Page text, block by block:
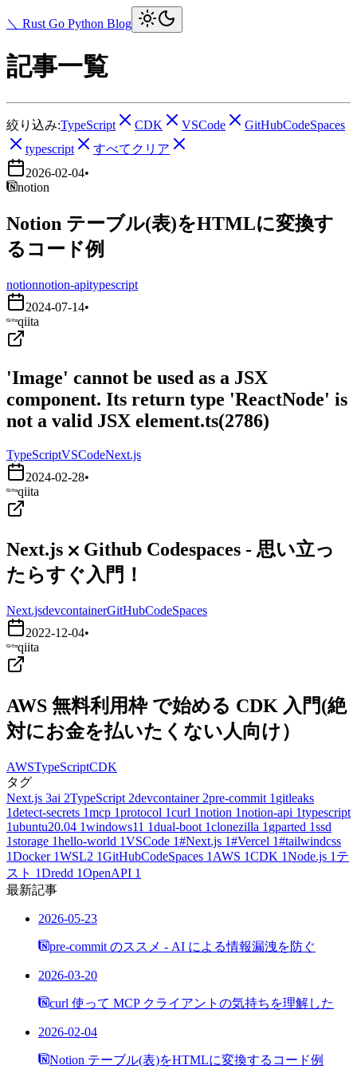
＼ Rust Go Python Blog
記事一覧
絞り込み:TypeScript CDK VSCode
GitHubCodeSpaces
typescript
すべてクリア
2026-02-04•
notion
Notion テーブル(表)をHTMLに変換す
るコード例
notionnotion-apitypescript
2024-07-14•
qiita
'Image' cannot be used as a JSX
component. Its return type 'ReactNode' is
not a valid JSX element.ts(2786)
TypeScriptVSCodeNext.js
2024-02-28•
qiita
Next.js ⨉ Github Codespaces - 思い立っ
たらすぐ入門！
Next.jsdevcontainerGitHubCodeSpaces
2022-12-04•
qiita
AWS 無料利用枠 で始める CDK 入門(絶
対にお金を払いたくない人向け）
AWSTypeScriptCDK
タグ
Next.js 3ai 2TypeScript 2devcontainer 2pre-commit 1 gitleaks
1detect-secrets 1mcp 1protocol 1curl 1notion 1notion-api 1typescript
1ubuntu20.04 1windows11 1dual-boot 1clonezilla 1 gparted 1ssd
1storage 1hello-world 1VSCode 1#Next.js 1#Vercel 1#tailwindcss
1Docker 1WSL2 1GitHubCodeSpaces 1 AWS 1CDK 1Node.js 1 テ
スト 1Dredd 1OpenAPI 1
最新記事
2026-05-23
pre-commit のススメ - AI による情報漏洩を防ぐ
2026-03-20
curl 使って MCP クライアントの気持ちを理解した
2026-02-04
Notion テーブル(表)をHTMLに変換するコード例